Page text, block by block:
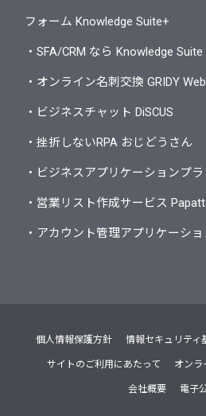
フォーム Knowledge Suite+
・SFA/CRM なら Knowledge Suite
・オンライン名刺交換 GRIDY
・ビジネスチャット DiSCUS
・挫折しないRPA おじどうさん
・ビジネスアプリケーションプ
・営業リスト作成サービス
・アカウント管理アプリケーショ
個人情報保護方針 情報セキュリティ
サイトのご利用にあたって オンラ
会社概要 電子